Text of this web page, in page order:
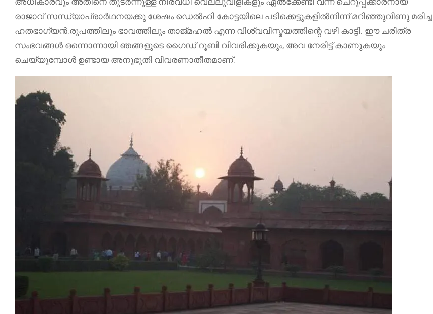
രാജാവ്.സന്ധ്യാപ്രാര്‍ഥനയക്കു ശേഷം ഡെല്‍ഹി കോട്ടയിലെ പടിക്കെട്ടുകളില്‍നിന്ന്‌ മറിഞ്ഞുവീണു മരിച്ച
ഹതഭാഗ്യൻ.രൂപത്തിലും ഭാവത്തിലും താജ്മഹൽ എന്ന വിശ്വവിസ്മയത്തിന്റെ വഴി കാട്ടി. ഈ ചരിത്ര
സംഭവങ്ങൾ ഒന്നൊന്നായി ഞങ്ങളുടെ ഗൈഡ് റൂബി വിവരിക്കുകയും, അവ നേരിട്ട് കാണുകയും
ചെയ്യുമ്പോൾ ഉണ്ടായ അനുഭൂതി വിവരണാതീതമാണ്.